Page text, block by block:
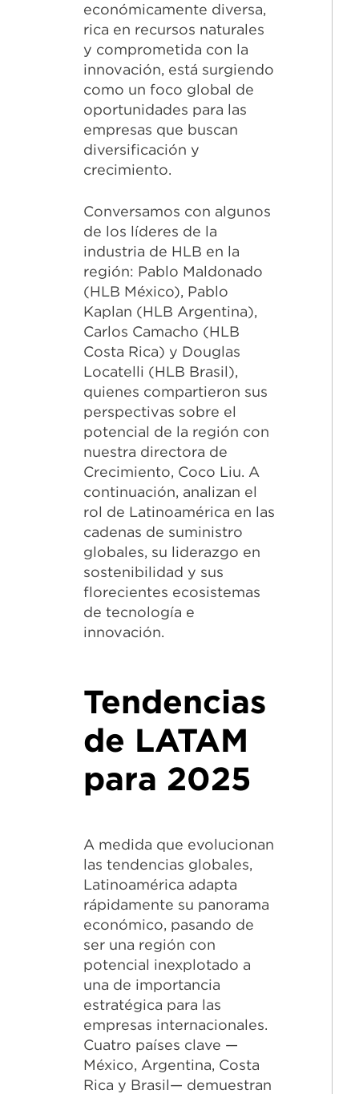
económicamente diversa,
rica en recursos naturales
y comprometida con la
innovación, está surgiendo
como un foco global de
oportunidades para las
empresas que buscan
diversificación y
crecimiento.
Conversamos con algunos
de los líderes de la
industria de HLB en la
región: Pablo Maldonado
(HLB México), Pablo
Kaplan (HLB Argentina),
Carlos Camacho (HLB
Costa Rica) y Douglas
Locatelli (HLB Brasil),
quienes compartieron sus
perspectivas sobre el
potencial de la región con
nuestra directora de
Crecimiento, Coco Liu. A
continuación, analizan el
rol de Latinoamérica en las
cadenas de suministro
globales, su liderazgo en
sostenibilidad y sus
florecientes ecosistemas
de tecnología e
innovación.
Tendencias
de LATAM
para 2025
A medida que evolucionan
las tendencias globales,
Latinoamérica adapta
rápidamente su panorama
económico, pasando de
ser una región con
potencial inexplotado a
una de importancia
estratégica para las
empresas internacionales.
Cuatro países clave —
México, Argentina, Costa
Rica y Brasil— demuestran